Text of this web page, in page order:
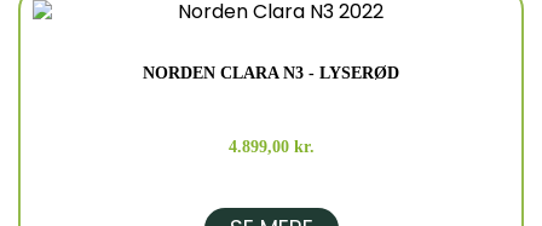
NORDEN CLARA N3 - LYSERØD
4.899,00 kr.